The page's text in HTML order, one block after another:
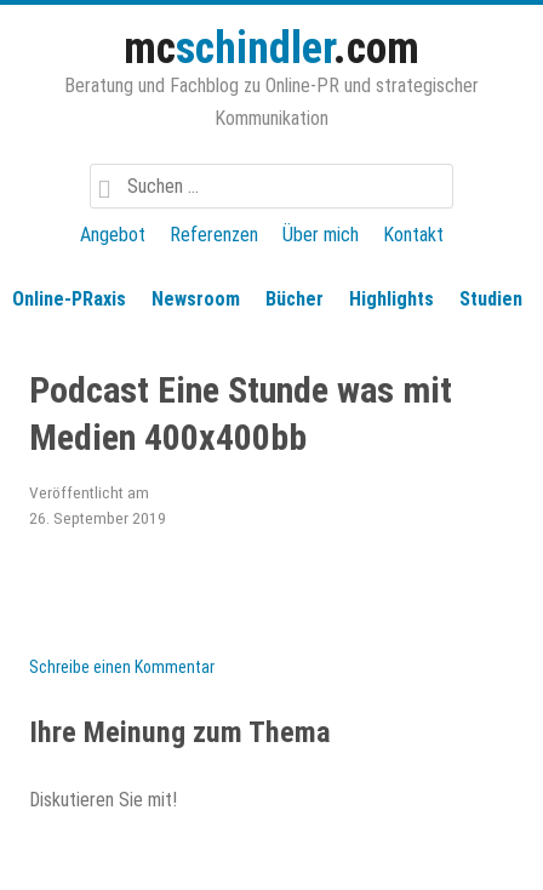
mcschindler.com
Beratung und Fachblog zu Online-PR und strategischer
Kommunikation
Suchen
nach:
Angebot
Referenzen Über mich Kontakt
Online-PRaxis Newsroom Bücher Highlights Studien
Podcast Eine Stunde was mit
Medien 400x400bb
Veröffentlicht am
26. September 2019
Schreibe einen Kommentar
Ihre Meinung zum Thema